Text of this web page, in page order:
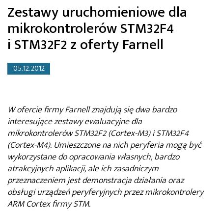
Zestawy uruchomieniowe dla
mikrokontrolerów STM32F4
i STM32F2 z oferty Farnell
05.12.2012
W ofercie firmy Farnell znajdują się dwa bardzo
interesujące zestawy ewaluacyjne dla
mikrokontrolerów STM32F2 (Cortex-M3) i STM32F4
(Cortex-M4). Umieszczone na nich peryferia mogą być
wykorzystane do opracowania własnych, bardzo
atrakcyjnych aplikacji, ale ich zasadniczym
przeznaczeniem jest demonstracja działania oraz
obsługi urządzeń peryferyjnych przez mikrokontrolery
ARM Cortex firmy STM.